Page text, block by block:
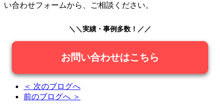
い合わせフォームから、ご相談ください。
＼＼実績・事例多数！／／
お問い合わせはこちら
＜ 次のブログへ
前のブログへ ＞